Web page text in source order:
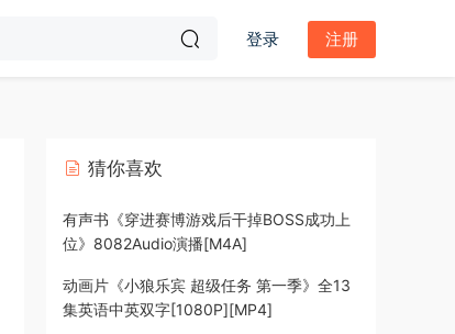
登录 注册
猜你喜欢
有声书《穿进赛博游戏后干掉BOSS成功上
位》8082Audio演播[M4A]
动画片《小狼乐宾 超级任务 第一季》全13
集英语中英双字[1080P][MP4]